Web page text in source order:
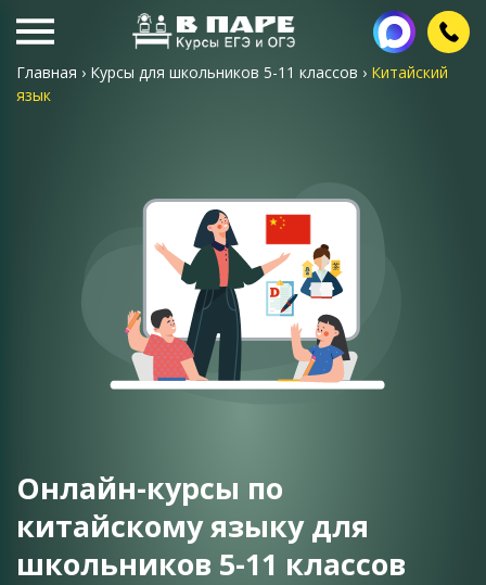
Главная › Курсы для школьников 5-11 классов › Китайский
язык
Онлайн-курсы по
китайскому языку для
школьников 5-11 классов